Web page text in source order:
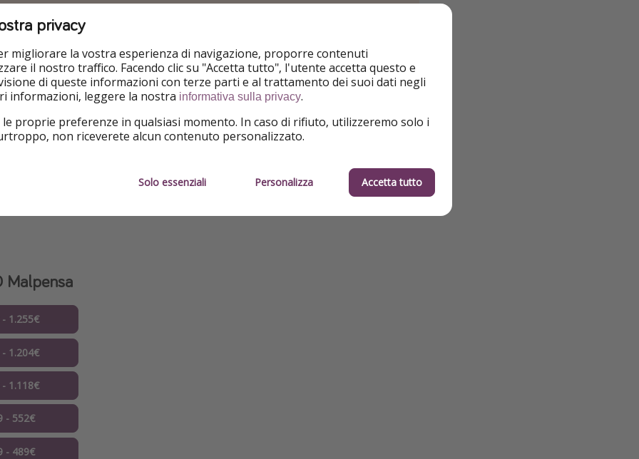
indicati sono validi al momento della pubblicazione del post e soggetti a
personalizzabile: puoi cambiare il numero di persone e le date del viaggio
link di prenotazione.
al venerdì, dalle 9.00 e alle 18.00.
Malpensa
1.255€
1.204€
1.118€
- 552€
- 489€
privacy
migliorare la vostra esperienza di navigazione, proporre contenuti
il nostro traffico. Facendo clic su "Accetta tutto", l'utente accetta questo e
di queste informazioni con terze parti e al trattamento dei suoi dati negli
informazioni, leggere la nostra informativa sulla privacy.
le proprie preferenze in qualsiasi momento. In caso di rifiuto, utilizzeremo solo i
non riceverete alcun contenuto personalizzato.
Solo essenziali Personalizza Accetta tutto